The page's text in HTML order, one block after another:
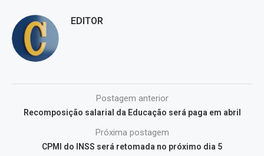
EDITOR
Postagem anterior
Recomposição salarial da Educação será paga em abril
Próxima postagem
CPMI do INSS será retomada no próximo dia 5